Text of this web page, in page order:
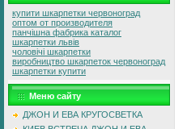
купити шкарпетки червоноград
оптом от производителя
панчішна фабрика каталог
шкарпетки львів
чоловічі шкарпетки
виробництво шкарпеток червоноград
шкарпетки купити
Меню сайту
ДЖОН И ЕВА КРУГОСВЕТКА